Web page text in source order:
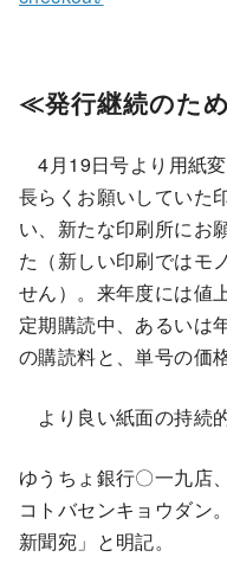
≪発行継続のた
4月19日号より用紙変
長らくお願いしていた
い、新たな印刷所にお
た（新しい印刷ではモ
せん）。来年度には値
定期購読中、あるいは
の購読料と、単号の価
より良い紙面の持続
ゆうちょ銀行〇一九店
コトバセンキョウダン
新聞宛」と明記。